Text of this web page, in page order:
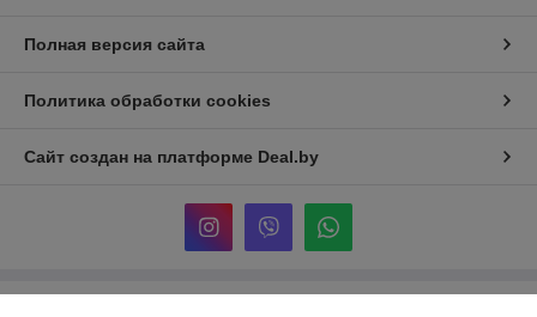
Полная версия сайта
Политика обработки cookies
Сайт создан на платформе Deal.by